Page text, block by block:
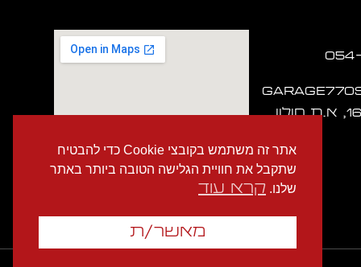
אתר זה משתמש בקובצי Cookie כדי להבטיח
שתקבל את חוויית הגלישה הטובה ביותר באתר
שלנו. קרא עוד
מאשר/ת